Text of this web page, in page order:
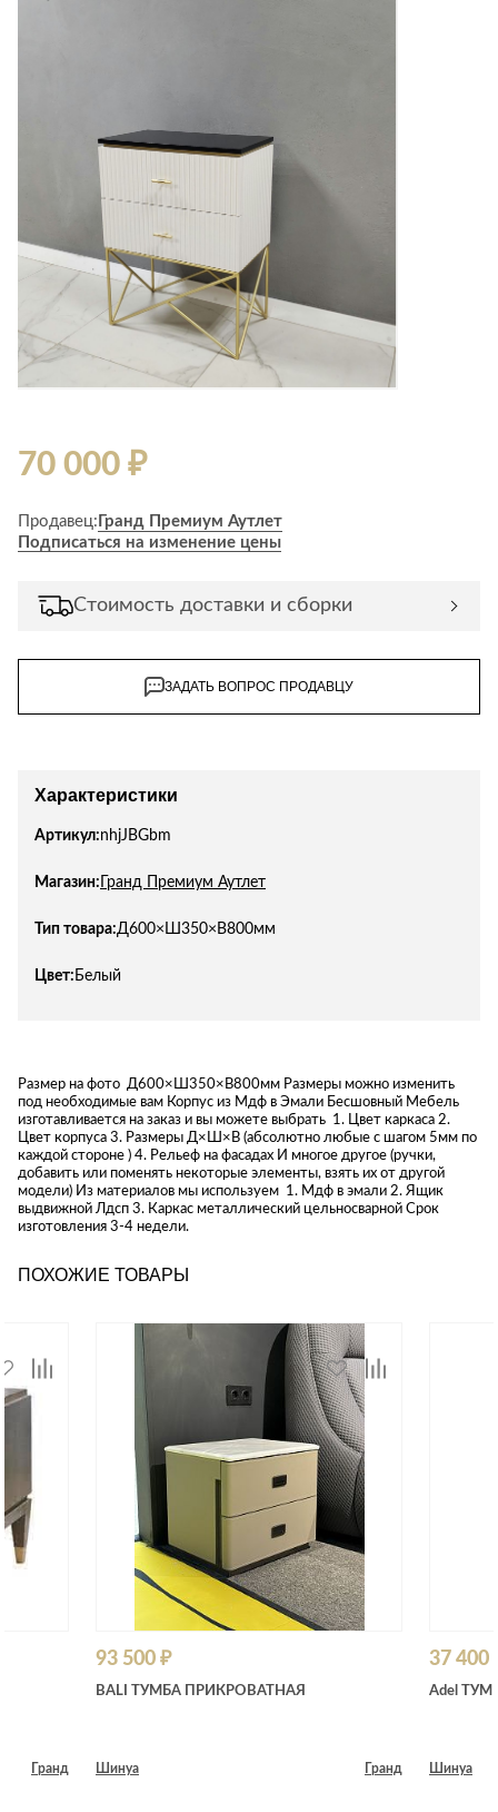
70 000 ₽
Продавец: Гранд Премиум Аутлет
Подписаться на изменение цены
Стоимость доставки и сборки
ЗАДАТЬ ВОПРОС ПРОДАВЦУ
Характеристики
Артикул:nhjJBGbm
Магазин: Гранд Премиум Аутлет
Тип товара:Д600×Ш350×В800мм
Цвет: Белый
Размер на фото Д600×Ш350×В800мм Размеры можно изменить
под необходимые вам Корпус из Мдф в Эмали Бесшовный Мебель
изготавливается на заказ и вы можете выбрать 1. Цвет каркаса 2.
Цвет корпуса 3. Размеры Д×Ш×В (абсолютно любые с шагом 5мм по
каждой стороне ) 4. Рельеф на фасадах И многое другое (ручки,
добавить или поменять некоторые элементы, взять их от другой
модели) Из материалов мы используем 1. Мдф в эмали 2. Ящик
выдвижной Лдсп 3. Каркас металлический цельносварной Срок
изготовления 3-4 недели.
ПОХОЖИЕ ТОВАРЫ
Гранд
93 500 ₽
BALI ТУМБА ПРИКРОВАТНАЯ
Шинуа Гранд
37 400
Adel
Шинуа